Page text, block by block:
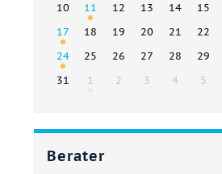
10
11 12 13 14 15
17
18 19 20 21 22
24
25 26 27 28 29
31
1 2 3 4 5
Berater